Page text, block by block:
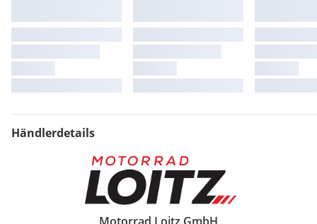
Händlerdetails